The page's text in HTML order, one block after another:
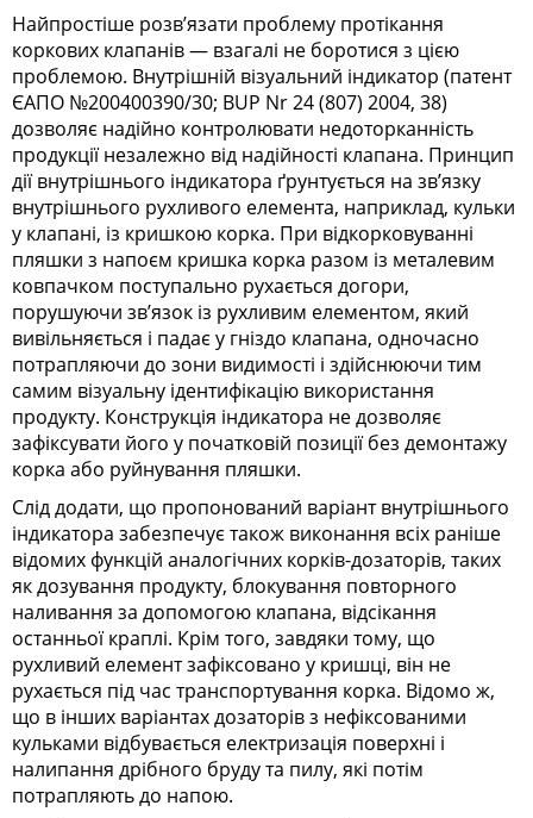
Найпростіше розв’язати проблему протікання
коркових клапанів — взагалі не боротися з цією
проблемою. Внутрішній візуальний індикатор (патент
ЄАПО №200400390/30; BUP Nr 24 (807) 2004, 38)
дозволяє надійно контролювати недоторканність
продукції незалежно від надійності клапана. Принцип
дії внутрішнього індикатора ґрунтується на зв’язку
внутрішнього рухливого елемента, наприклад, кульки
у клапані, із кришкою корка. При відкорковуванні
пляшки з напоєм кришка корка разом із металевим
ковпачком поступально рухається догори,
порушуючи зв’язок із рухливим елементом, який
вивільняється і падає у гніздо клапана, одночасно
потрапляючи до зони видимості і здійснюючи тим
самим візуальну ідентифікацію використання
продукту. Конструкція індикатора не дозволяє
зафіксувати його у початковій позиції без демонтажу
корка або руйнування пляшки.
Слід додати, що пропонований варіант внутрішнього
індикатора забезпечує також виконання всіх раніше
відомих функцій аналогічних корків-дозаторів, таких
як дозування продукту, блокування повторного
наливання за допомогою клапана, відсікання
останньої краплі. Крім того, завдяки тому, що
рухливий елемент зафіксовано у кришці, він не
рухається під час транспортування корка. Відомо ж,
що в інших варіантах дозаторів з нефіксованими
кульками відбувається електризація поверхні і
налипання дрібного бруду та пилу, які потім
потрапляють до напою.